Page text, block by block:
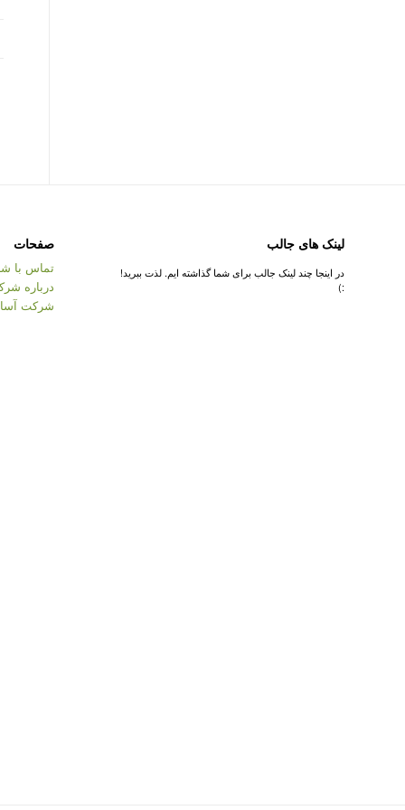
لینک های جالب
در اینجا چند لینک جالب برای شما گذاشته ایم. لذت ببرید!
:)
صفحات
تماس با
درباره
شرکت